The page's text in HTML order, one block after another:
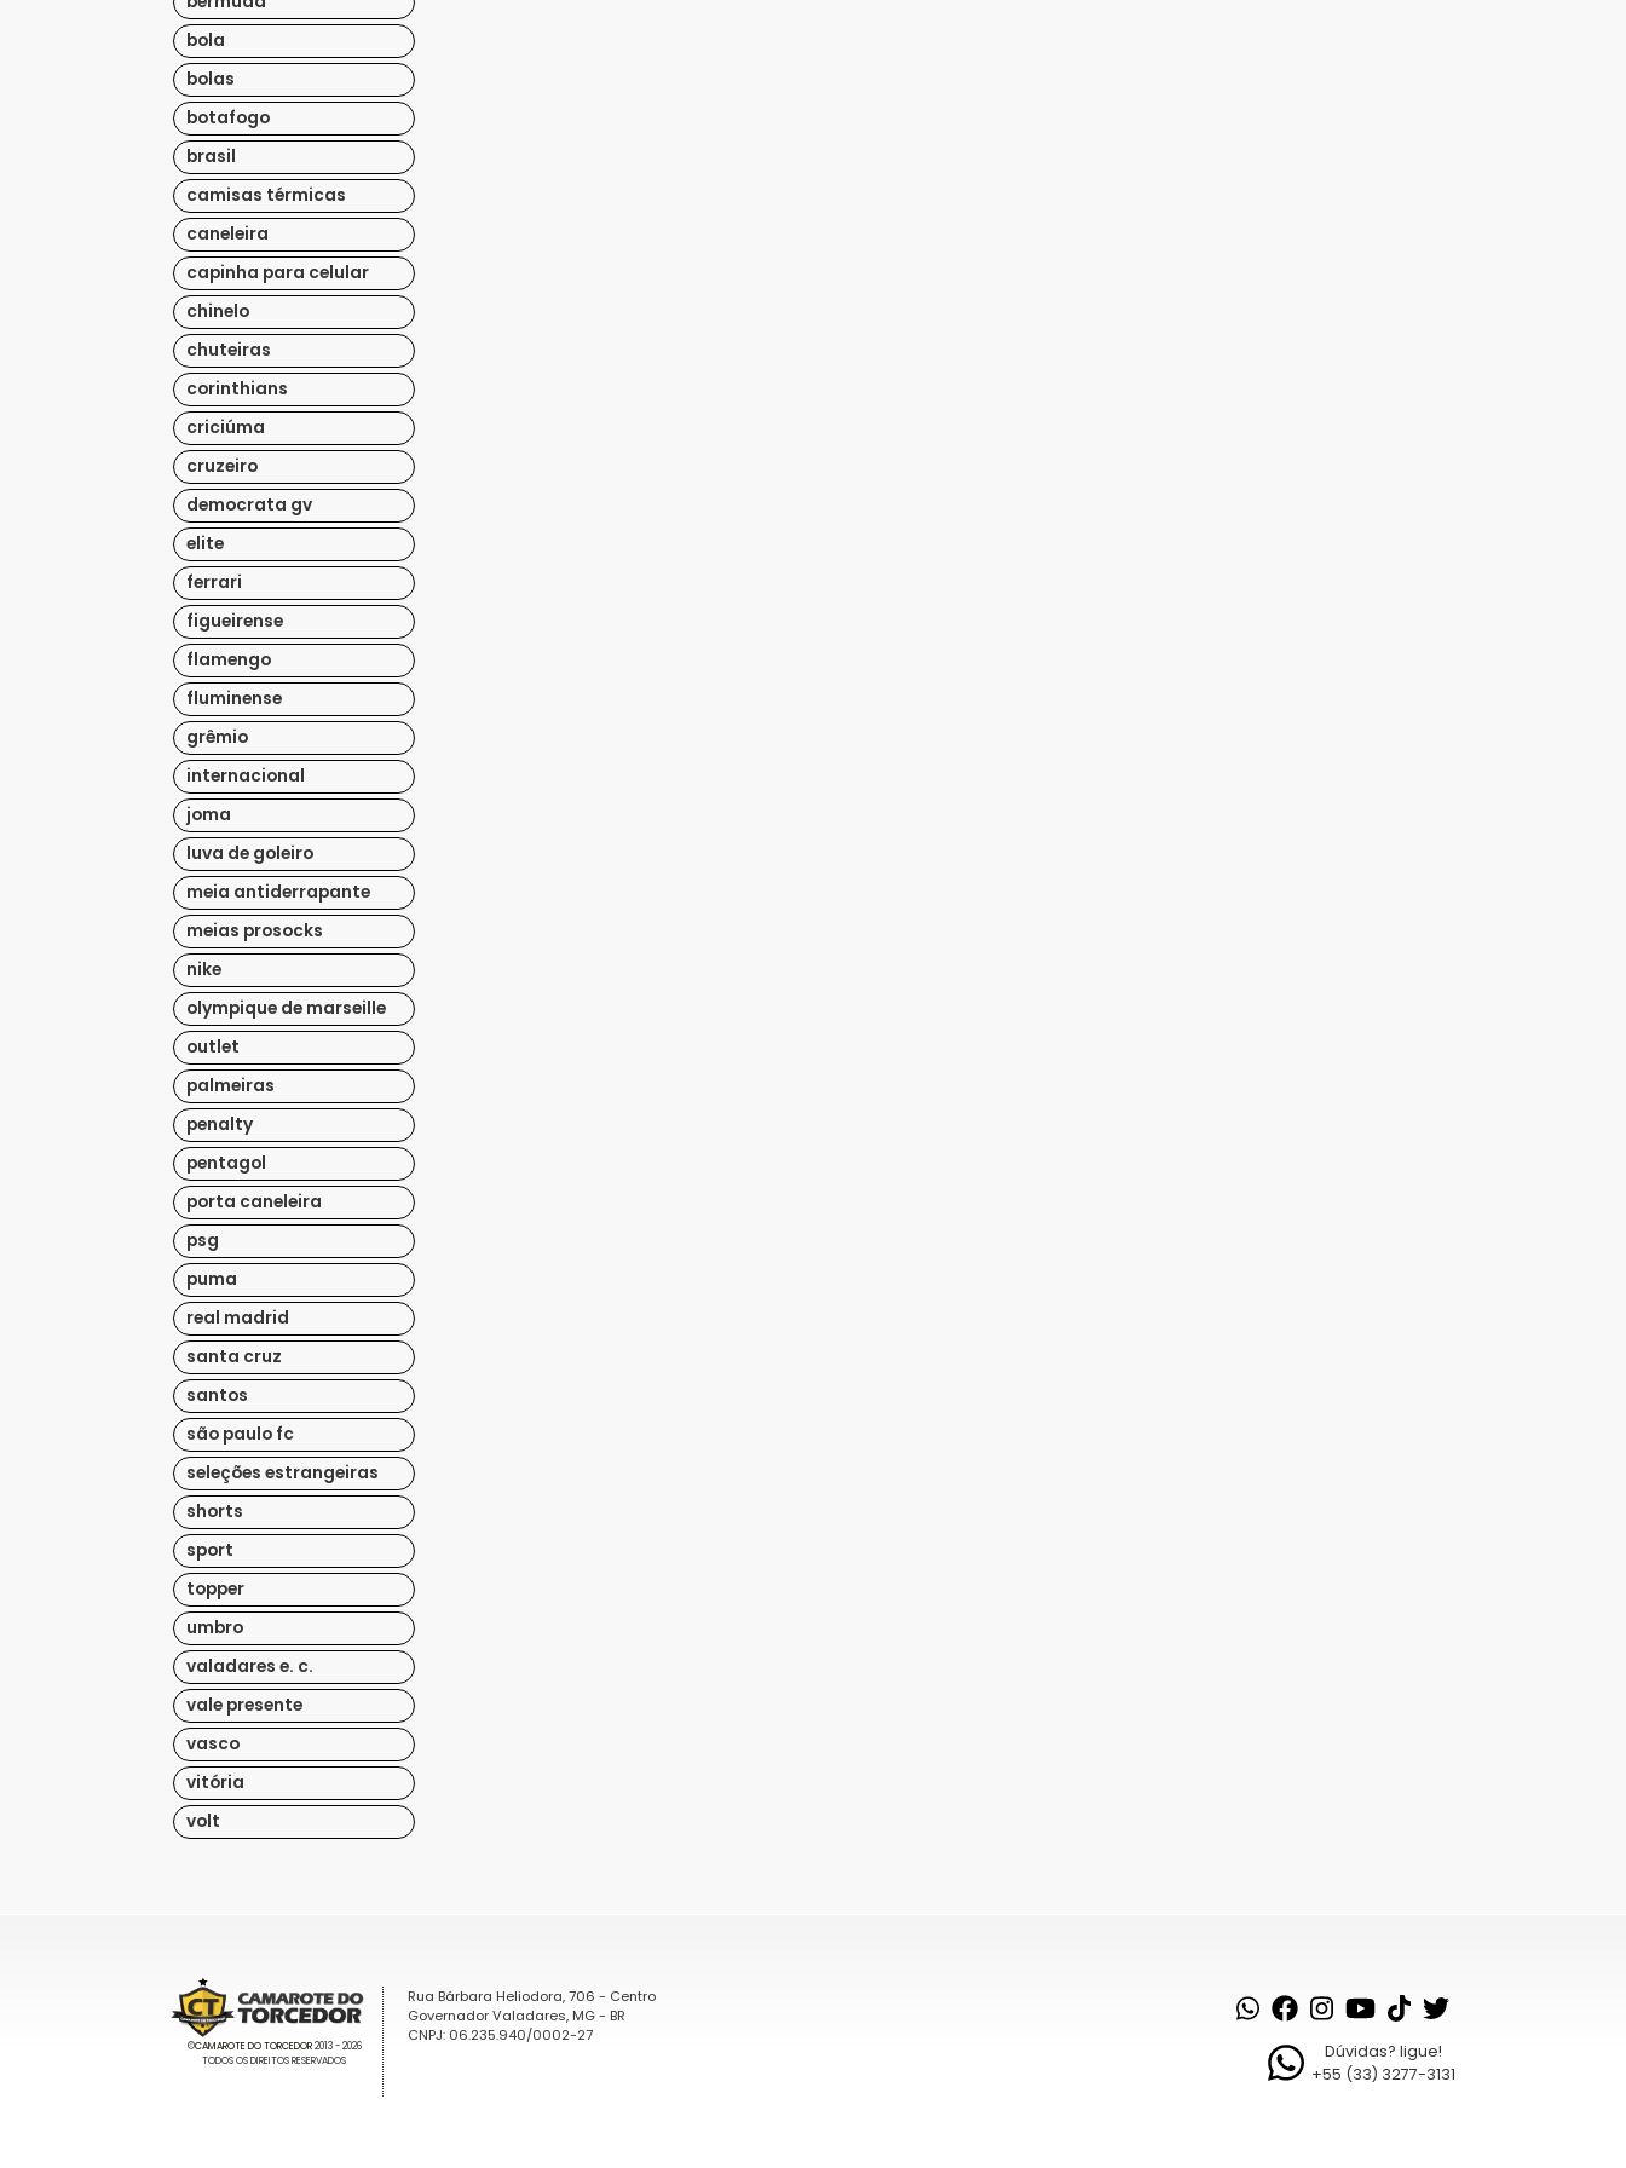
bola
bolas
botafogo
brasil
camisas térmicas
caneleira
capinha para celular
chinelo
chuteiras
corinthians
criciúma
cruzeiro
democrata gv
elite
ferrari
figueirense
flamengo
fluminense
grêmio
internacional
joma
luva de goleiro
meia antiderrapante
meias prosocks
nike
olympique de marseille
outlet
palmeiras
penalty
pentagol
porta caneleira
psg
puma
real madrid
santa cruz
santos
são paulo fc
seleções estrangeiras
shorts
sport
topper
umbro
valadares e. c.
vale presente
vasco
vitória
volt
Rua Bárbara Heliodora, 706 - Centro
Governador Valadares, MG - BR
CNPJ: 06.235.940/0002-27
Dúvidas? ligue!
+55 (33) 3277-3131
©CAMAROTE DO TORCEDOR2013 - 2026
TODOS OS DIREITOS RESERVADOS